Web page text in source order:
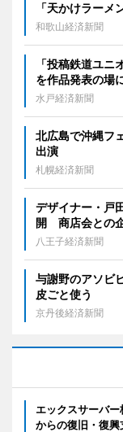
「天かけラーメ
和歌山経済新聞
「投稿鉄道ユ
を作品発表の場
水戸経済新聞
北広島で沖縄フ
出演
札幌経済新聞
デザイナー・戸
開 商店会との
八王子経済新聞
与謝野のアソビ
皮ごと使う
京丹後経済新聞
エックスサーバ
からの復旧・復